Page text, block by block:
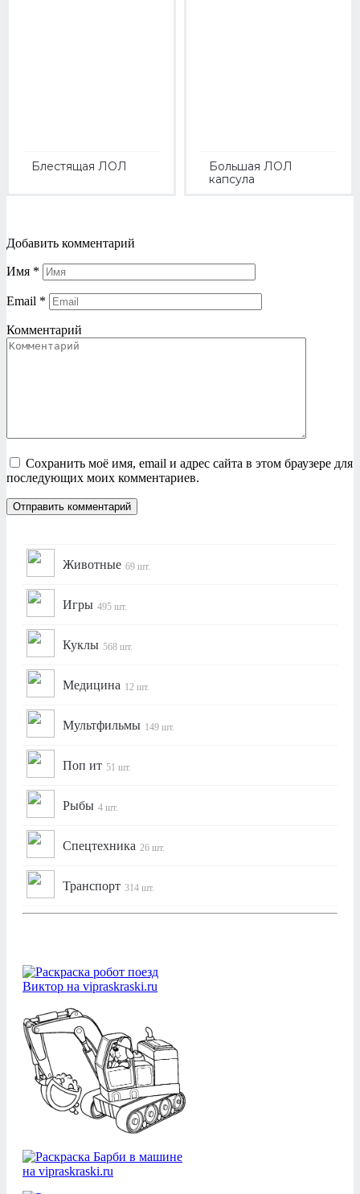
Блестящая ЛОЛ
Большая ЛОЛ
капсула
Добавить комментарий
Имя *
Email *
Комментарий
Сохранить моё имя, email и адрес сайта в этом браузере для
последующих моих комментариев.
Животные 69 шт.
Игры 495 шт.
Куклы 568 шт.
Медицина 12 шт.
Мультфильмы 149 шт.
Поп ит 51 шт.
Рыбы 4 шт.
Спецтехника 26 шт.
Транспорт 314 шт.